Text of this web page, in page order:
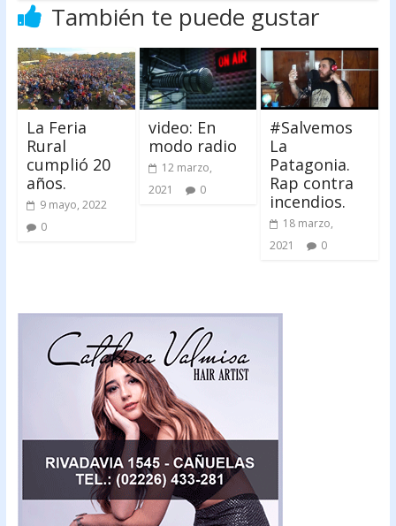
También te puede gustar
La Feria
Rural
cumplió 20
años.
9 mayo, 2022
0
video: En
modo radio
12 marzo,
2021
0
#Salvemos
La
Patagonia.
Rap contra
incendios.
18 marzo,
2021
0